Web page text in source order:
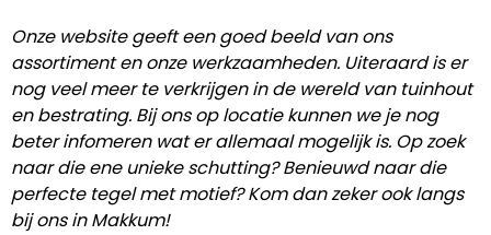
Onze website geeft een goed beeld van ons
assortiment en onze werkzaamheden. Uiteraard is er
nog veel meer te verkrijgen in de wereld van tuinhout
en bestrating. Bij ons op locatie kunnen we je nog
beter infomeren wat er allemaal mogelijk is. Op zoek
naar die ene unieke schutting? Benieuwd naar die
perfecte tegel met motief? Kom dan zeker ook langs
bij ons in Makkum!